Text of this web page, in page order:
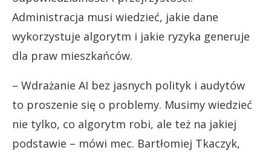
Administracja musi wiedzieć, jakie dane
wykorzystuje algorytm i jakie ryzyka generuje
dla praw mieszkańców.
– Wdrażanie AI bez jasnych polityk i audytów
to proszenie się o problemy. Musimy wiedzieć
nie tylko, co algorytm robi, ale też na jakiej
podstawie – mówi mec. Bartłomiej Tkaczyk,